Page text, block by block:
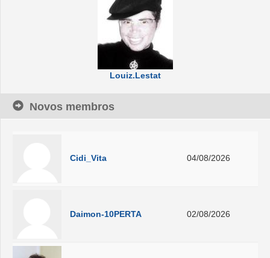
Louiz.Lestat
Novos membros
Cidi_Vita 04/08/2026
Daimon-10PERTA 02/08/2026